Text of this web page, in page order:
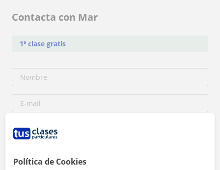
Contacta con Mar
1ª clase gratis
Política de Cookies